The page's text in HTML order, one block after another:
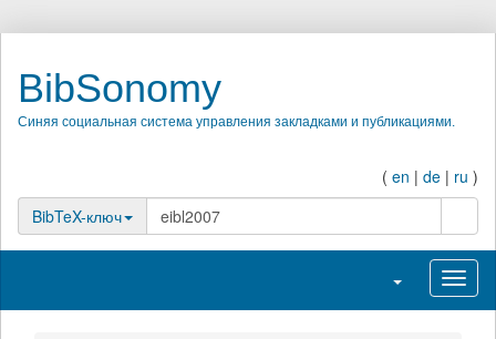
BibSonomy
Синяя социальная система управления закладками и публикациями.
( en | de | ru )
BibTeX-ключ
Переключить